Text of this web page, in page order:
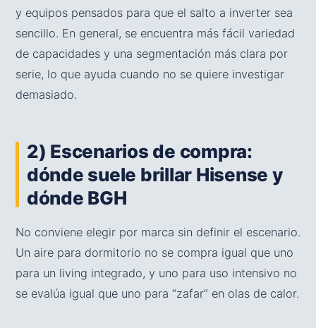
y equipos pensados para que el salto a inverter sea
sencillo. En general, se encuentra más fácil variedad
de capacidades y una segmentación más clara por
serie, lo que ayuda cuando no se quiere investigar
demasiado.
2) Escenarios de compra:
dónde suele brillar Hisense y
dónde BGH
No conviene elegir por marca sin definir el escenario.
Un aire para dormitorio no se compra igual que uno
para un living integrado, y uno para uso intensivo no
se evalúa igual que uno para “zafar” en olas de calor.